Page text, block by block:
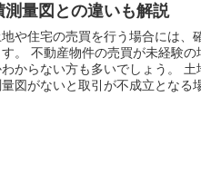
測量図との違いも解説
や住宅の売買を行う場合には、
。 不動産物件の売買が未経験
からない方も多いでしょう。
図がないと取引が不成立となる